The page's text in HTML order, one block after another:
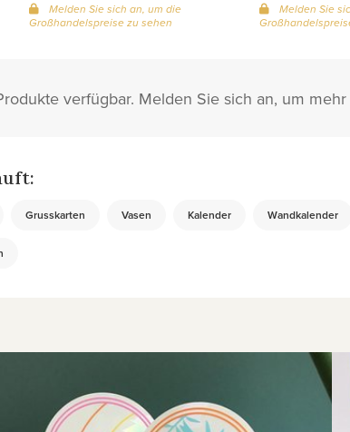
Melden Sie sich an, um die
Großhandelspreise zu sehen
Melden Sie
verfügbar. Melden Sie sich an, um
Grusskarten Vasen Kalender Wandkalender